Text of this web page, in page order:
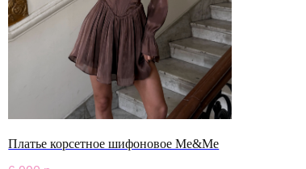
Платье корсетное шифоновое Me&Me